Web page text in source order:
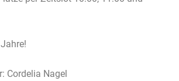
Cordelia Nagel